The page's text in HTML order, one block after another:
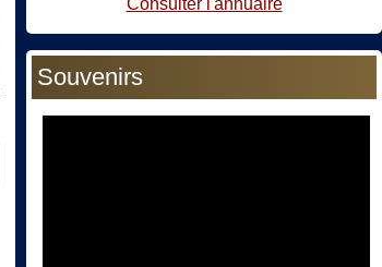
Souvenirs